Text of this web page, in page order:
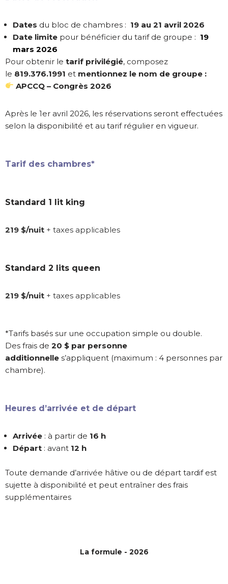
Dates du bloc de chambres : 19 au 21 avril 2026
Date limite pour bénéficier du tarif de groupe : 19
mars 2026
Pour obtenir le tarif privilégié, composez
le 819.376.1991 et mentionnez le nom de groupe :
APCCQ – Congrès 2026
Après le 1er avril 2026, les réservations seront effectuées
selon la disponibilité et au tarif régulier en vigueur.
Tarif des chambres*
Standard 1 lit king
219 $/nuit + taxes applicables
Standard 2 lits queen
219 $/nuit + taxes applicables
*Tarifs basés sur une occupation simple ou double.
Des frais de 20 $ par personne
additionnelle s’appliquent (maximum : 4 personnes par
chambre).
Heures d’arrivée et de départ
Arrivée : à partir de 16 h
Départ : avant 12 h
Toute demande d’arrivée hâtive ou de départ tardif est
sujette à disponibilité et peut entraîner des frais
supplémentaires
La formule - 2026